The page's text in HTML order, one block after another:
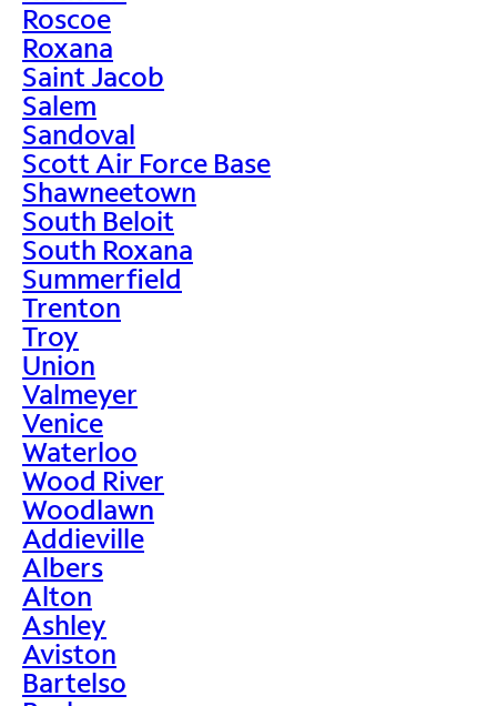
Roscoe
Roxana
Saint Jacob
Salem
Sandoval
Scott Air Force Base
Shawneetown
South Beloit
South Roxana
Summerfield
Trenton
Troy
Union
Valmeyer
Venice
Waterloo
Wood River
Woodlawn
Addieville
Albers
Alton
Ashley
Aviston
Bartelso